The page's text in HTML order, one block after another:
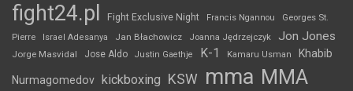
fight24.pl Fight Exclusive Night Francis Ngannou
Georges St.
Pierre
Israel Adesanya Jan Błachowicz Joanna Jędrzejczyk Jon Jones
Jorge Masvidal Jose Aldo Justin Gaethje K-1 Kamaru Usman Khabib
Nurmagomedov kickboxing KSW mma MMA